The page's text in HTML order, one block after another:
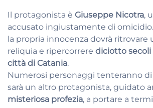
Il protagonista è Giuseppe Nicotra,
accusato ingiustamente di
la propria innocenza dovrà ritrovare
reliquia e ripercorrere diciotto secoli
città di Catania.
Numerosi personaggi tenteranno di
sarà un altro protagonista, guidato
misteriosa profezia, a portare a